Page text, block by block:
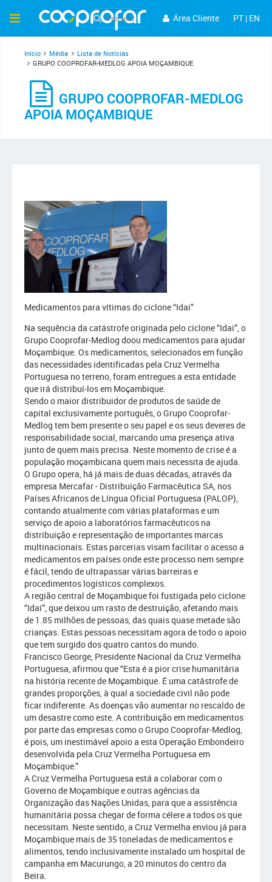
Área Cliente PT | EN
Início Média
Lista de Notícias
GRUPO COOPROFAR-MEDLOG APOIA MOÇAMBIQUE
GRUPO COOPROFAR-MEDLOG
APOIA MOÇAMBIQUE
Medicamentos para vítimas do ciclone “Idai”
Na sequência da catástrofe originada pelo ciclone “Idai”, o
Grupo Cooprofar-Medlog doou medicamentos para ajudar
Moçambique. Os medicamentos, selecionados em função
das necessidades identificadas pela Cruz Vermelha
Portuguesa no terreno, foram entregues a esta entidade
que irá distribuí-los em Moçambique.
Sendo o maior distribuidor de produtos de saúde de
capital exclusivamente português, o Grupo Cooprofar-
Medlog tem bem presente o seu papel e os seus deveres de
responsabilidade social, marcando uma presença ativa
junto de quem mais precisa. Neste momento de crise é a
população moçambicana quem mais necessita de ajuda.
O Grupo opera, há já mais de duas décadas, através da
empresa Mercafar - Distribuição Farmacêutica SA, nos
Países Africanos de Língua Oficial Portuguesa (PALOP),
contando atualmente com várias plataformas e um
serviço de apoio a laboratórios farmacêuticos na
distribuição e representação de importantes marcas
multinacionais. Estas parcerias visam facilitar o acesso a
medicamentos em países onde este processo nem sempre
é fácil, tendo de ultrapassar várias barreiras e
procedimentos logísticos complexos.
A região central de Moçambique foi fustigada pelo ciclone
“Idai”, que deixou um rasto de destruição, afetando mais
de 1.85 milhões de pessoas, das quais quase metade são
crianças. Estas pessoas necessitam agora de todo o apoio
que tem surgido dos quatro cantos do mundo.
Francisco George, Presidente Nacional da Cruz Vermelha
Portuguesa, afirmou que “Esta é a pior crise humanitária
na história recente de Moçambique. É uma catástrofe de
grandes proporções, à qual a sociedade civil não pode
ficar indiferente. As doenças vão aumentar no rescaldo de
um desastre como este. A contribuição em medicamentos
por parte das empresas como o Grupo Cooprofar-Medlog,
é pois, um inestimável apoio a esta Operação Embondeiro
desenvolvida pela Cruz Vermelha Portuguesa em
Moçambique.”
A Cruz Vermelha Portuguesa está a colaborar com o
Governo de Moçambique e outras agências da
Organização das Nações Unidas, para que a assistência
humanitária possa chegar de forma célere a todos os que
necessitam. Neste sentido, a Cruz Vermelha enviou já para
Moçambique mais de 35 toneladas de medicamentos e
alimentos, tendo inclusivamente instalado um hospital de
campanha em Macurungo, a 20 minutos do centro da
Beira.